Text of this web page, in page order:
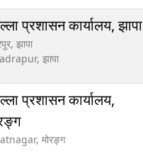
प्रशासन कार्यालय, झापा
झापा
झापा
प्रशासन कार्यालय,
मोरङ्ग